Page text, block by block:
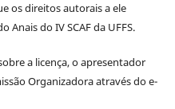
os direitos autorais a ele
do IV SCAF da UFFS.
a licença, o apresentador
Organizadora através do e-